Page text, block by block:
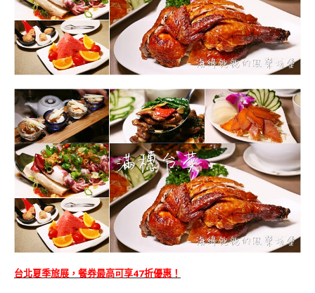
台北夏季旅展，餐券最高可享47折優惠！